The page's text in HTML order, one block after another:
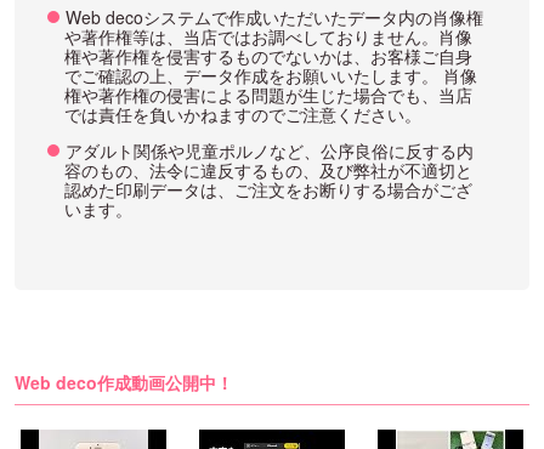
Web decoシステムで作成いただいたデータ内の肖像権
や著作権等は、当店ではお調べしておりません。肖像
権や著作権を侵害するものでないかは、お客様ご自身
でご確認の上、データ作成をお願いいたします。 肖像
権や著作権の侵害による問題が生じた場合でも、当店
では責任を負いかねますのでご注意ください。
アダルト関係や児童ポルノなど、公序良俗に反する内
容のもの、法令に違反するもの、及び弊社が不適切と
認めた印刷データは、ご注文をお断りする場合がござ
います。
Web deco作成動画公開中！